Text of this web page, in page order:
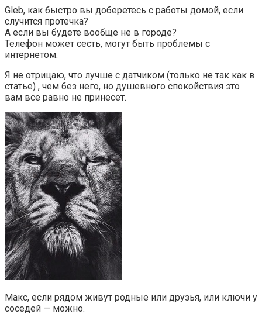
Gleb, как быстро вы доберетесь с работы домой, если
случится протечка?
А если вы будете вообще не в городе?
Телефон может сесть, могут быть проблемы с
интернетом.
Я не отрицаю, что лучше с датчиком (только не так как в
статье) , чем без него, но душевного спокойствия это
вам все равно не принесет.
Макс, если рядом живут родные или друзья, или ключи у
соседей — можно.